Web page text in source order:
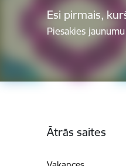
Esi pirmais,
Piesakies
Ātrās saites